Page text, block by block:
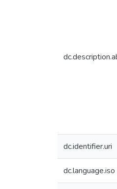
dc.identifier.uri
dc.language.iso